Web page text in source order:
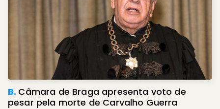
B. Câmara de Braga apresenta voto de
pesar pela morte de Carvalho Guerra